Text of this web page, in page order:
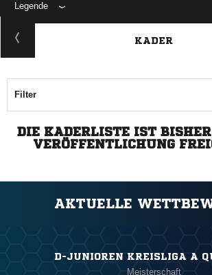
Legende
KADER
Filter
DIE KADERLISTE IST
VERÖFFENTLICHUNG
AKTUELLE
D-JUNIOREN KREISLIGA A
Meisterschaft